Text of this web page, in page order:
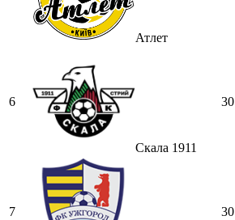
Атлет
6
Скала 1911
30
7 30